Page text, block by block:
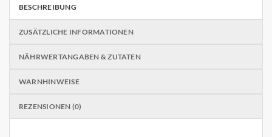
BESCHREIBUNG
ZUSÄTZLICHE INFORMATIONEN
NÄHRWERTANGABEN & ZUTATEN
WARNHINWEISE
REZENSIONEN (0)